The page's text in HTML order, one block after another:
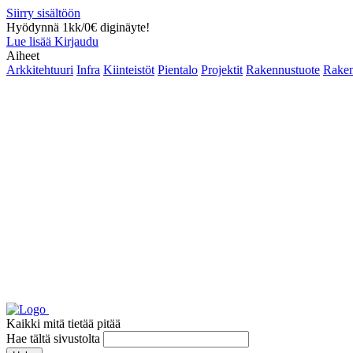
Siirry sisältöön
Hyödynnä 1kk/0€ diginäyte!
Lue lisää Kirjaudu
Aiheet
Arkkitehtuuri Infra Kiinteistöt Pientalo Projektit Rakennustuote
Kaikki mitä tietää pitää
Hae tältä sivustolta